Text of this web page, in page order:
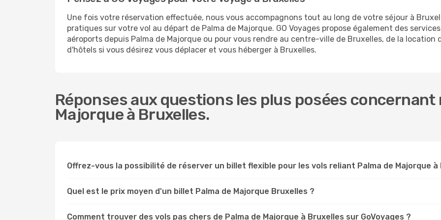
Une fois votre réservation effectuée, nous vous accompagnons tout au long de votre séjour à
pratiques sur votre vol au départ de Palma de Majorque. GO Voyages propose également des
aéroports depuis Palma de Majorque ou pour vous rendre au centre-ville de Bruxelles, de la
d'hôtels si vous désirez vous déplacer et vous héberger à Bruxelles.
Réponses aux questions les plus posées concernant
Majorque à Bruxelles.
Offrez-vous la possibilité de réserver un billet flexible pour les vols reliant Palma de Majorque à
Quel est le prix moyen d'un billet Palma de Majorque Bruxelles ?
Comment trouver des vols pas chers de Palma de Majorque à Bruxelles sur GoVoyages ?